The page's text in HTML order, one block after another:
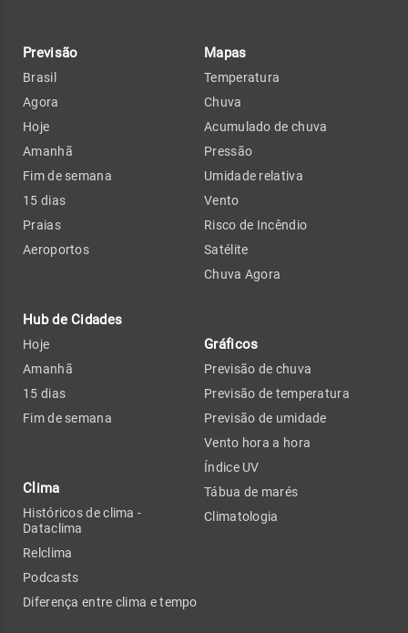
Previsão
Brasil
Agora
Hoje
Amanhã
Fim de semana
15 dias
Praias
Aeroportos
Hub de Cidades
Hoje
Amanhã
15 dias
Fim de semana
Clima
Históricos de clima -
Dataclima
Relclima
Podcasts
Diferença entre clima e tempo
Mapas
Temperatura
Chuva
Acumulado de chuva
Pressão
Umidade relativa
Vento
Risco de Incêndio
Satélite
Chuva Agora
Gráficos
Previsão de chuva
Previsão de temperatura
Previsão de umidade
Vento hora a hora
Índice UV
Tábua de marés
Climatologia